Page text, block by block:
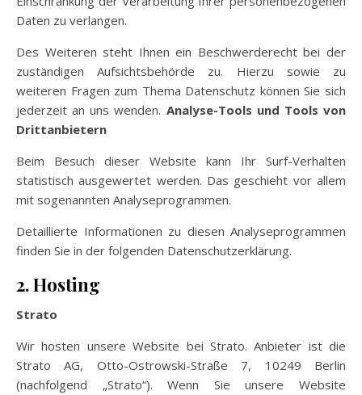
Daten zu verlangen.
Des Weiteren steht Ihnen ein Beschwerderecht bei der
zuständigen Aufsichtsbehörde zu. Hierzu sowie zu
weiteren Fragen zum Thema Datenschutz können Sie sich
jederzeit an uns wenden. Analyse-Tools und Tools von
Drittanbietern
Beim Besuch dieser Website kann Ihr Surf-Verhalten
statistisch ausgewertet werden. Das geschieht vor allem
mit sogenannten Analyseprogrammen.
Detaillierte Informationen zu diesen Analyseprogrammen
finden Sie in der folgenden Datenschutzerklärung.
2. Hosting
Strato
Wir hosten unsere Website bei Strato. Anbieter ist die
Strato AG, Otto-Ostrowski-Straße 7, 10249 Berlin
(nachfolgend „Strato“). Wenn Sie unsere Website